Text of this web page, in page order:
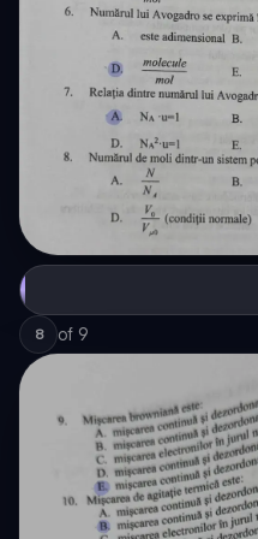
8 of 9